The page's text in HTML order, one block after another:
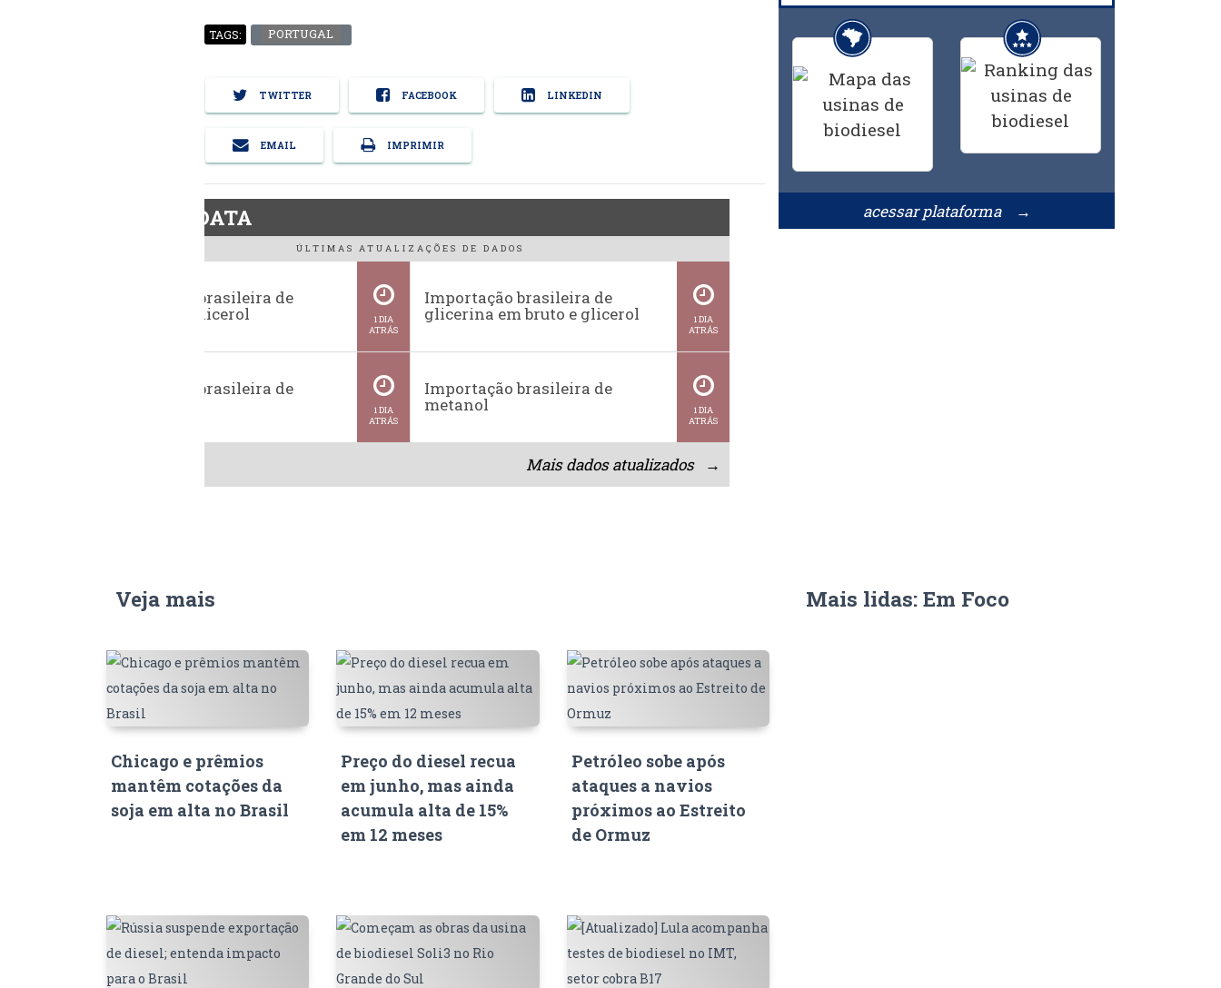
TAGS: PORTUGAL
TWITTER FACEBOOK LINKEDIN
EMAIL IMPRIMIR
BiodieselDATA
ÚLTIMAS ATUALIZAÇÕES DE DADOS
Exportação brasileira de
glicerina e glicerol
1 DIA
ATRÁS
Importação brasileira de
glicerina em bruto e glicerol
1 DIA
ATRÁS
Exportação brasileira de
1 DIA
ATRÁS
Importação brasileira de
metanol
1 DIA
ATRÁS
Mais dados atualizados →
acessar plataforma →
Veja mais
Chicago e prêmios
mantêm cotações da
soja em alta no Brasil
Preço do diesel recua
em junho, mas ainda
acumula alta de 15%
em 12 meses
Petróleo sobe após
ataques a navios
próximos ao Estreito
de Ormuz
Mais lidas: Em Foco